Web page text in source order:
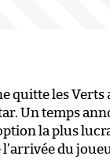
quitte les Verts
Un temps
la plus
du